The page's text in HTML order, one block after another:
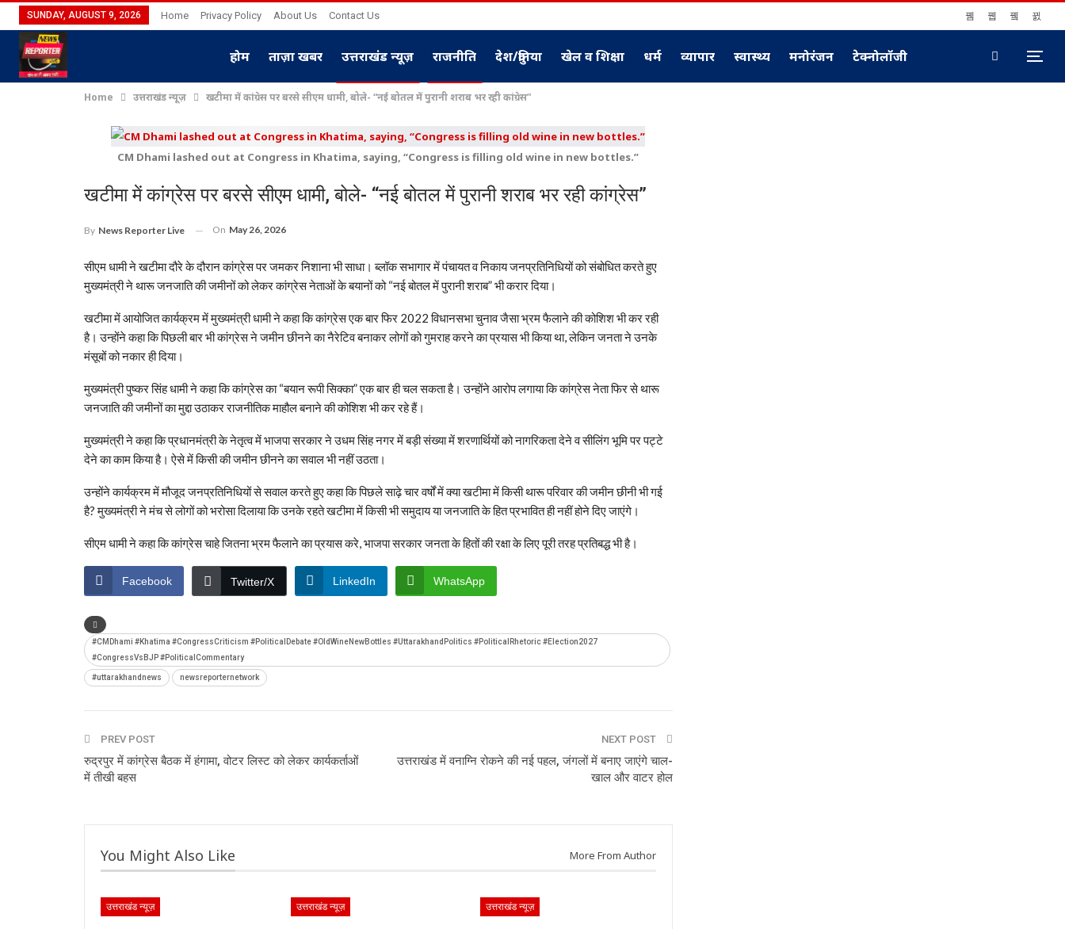
SUNDAY, AUGUST 9, 2026 Home Privacy Policy About Us Contact Us
होम ताज़ा खबर उत्तराखंड न्यूज़ राजनीति देश/दुनिया खेल व शिक्षा धर्म व्यापार स्वास्थ्य मनोरंजन टेक्नोलॉजी
Home उत्तराखंड न्यूज़ खटीमा में कांग्रेस पर बरसे सीएम धामी, बोले- “नई बोतल में पुरानी शराब भर रही कांग्रेस”
CM Dhami lashed out at Congress in Khatima, saying, “Congress is filling old wine in new bottles.”
खटीमा में कांग्रेस पर बरसे सीएम धामी, बोले- “नई बोतल में पुरानी शराब भर रही कांग्रेस”
By News Reporter Live On May 26, 2026
सीएम धामी ने खटीमा दौरे के दौरान कांग्रेस पर जमकर निशाना भी साधा। ब्लॉक सभागार में पंचायत व निकाय जनप्रतिनिधियों को संबोधित करते हुए
मुख्यमंत्री ने थारू जनजाति की जमीनों को लेकर कांग्रेस नेताओं के बयानों को “नई बोतल में पुरानी शराब” भी करार दिया।
खटीमा में आयोजित कार्यक्रम में मुख्यमंत्री धामी ने कहा कि कांग्रेस एक बार फिर 2022 विधानसभा चुनाव जैसा भ्रम फैलाने की कोशिश भी कर रही
है। उन्होंने कहा कि पिछली बार भी कांग्रेस ने जमीन छीनने का नैरेटिव बनाकर लोगों को गुमराह करने का प्रयास भी किया था, लेकिन जनता ने उनके
मंसूबों को नकार ही दिया।
मुख्यमंत्री पुष्कर सिंह धामी ने कहा कि कांग्रेस का “बयान रूपी सिक्का” एक बार ही चल सकता है। उन्होंने आरोप लगाया कि कांग्रेस नेता फिर से थारू
जनजाति की जमीनों का मुद्दा उठाकर राजनीतिक माहौल बनाने की कोशिश भी कर रहे हैं।
मुख्यमंत्री ने कहा कि प्रधानमंत्री के नेतृत्व में भाजपा सरकार ने उधम सिंह नगर में बड़ी संख्या में शरणार्थियों को नागरिकता देने व सीलिंग भूमि पर पट्टे
देने का काम किया है। ऐसे में किसी की जमीन छीनने का सवाल भी नहीं उठता।
उन्होंने कार्यक्रम में मौजूद जनप्रतिनिधियों से सवाल करते हुए कहा कि पिछले साढ़े चार वर्षों में क्या खटीमा में किसी थारू परिवार की जमीन छीनी भी गई
है? मुख्यमंत्री ने मंच से लोगों को भरोसा दिलाया कि उनके रहते खटीमा में किसी भी समुदाय या जनजाति के हित प्रभावित ही नहीं होने दिए जाएंगे।
सीएम धामी ने कहा कि कांग्रेस चाहे जितना भ्रम फैलाने का प्रयास करे, भाजपा सरकार जनता के हितों की रक्षा के लिए पूरी तरह प्रतिबद्ध भी है।
Facebook Twitter/X LinkedIn WhatsApp
#CMDhami #Khatima #CongressCriticism #PoliticalDebate #OldWineNewBottles #UttarakhandPolitics #PoliticalRhetoric #Election2027
#CongressVsBJP #PoliticalCommentary
#uttarakhandnews newsreporternetwork
PREV POST
रुद्रपुर में कांग्रेस बैठक में हंगामा, वोटर लिस्ट को लेकर कार्यकर्ताओं
में तीखी बहस
NEXT POST
उत्तराखंड में वनाग्नि रोकने की नई पहल, जंगलों में बनाए जाएंगे चाल-
खाल और वाटर होल
You Might Also Like More From Author
उत्तराखंड न्यूज़ उत्तराखंड न्यूज़ उत्तराखंड न्यूज़